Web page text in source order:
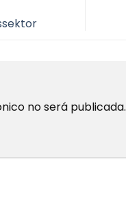
no será publicada.